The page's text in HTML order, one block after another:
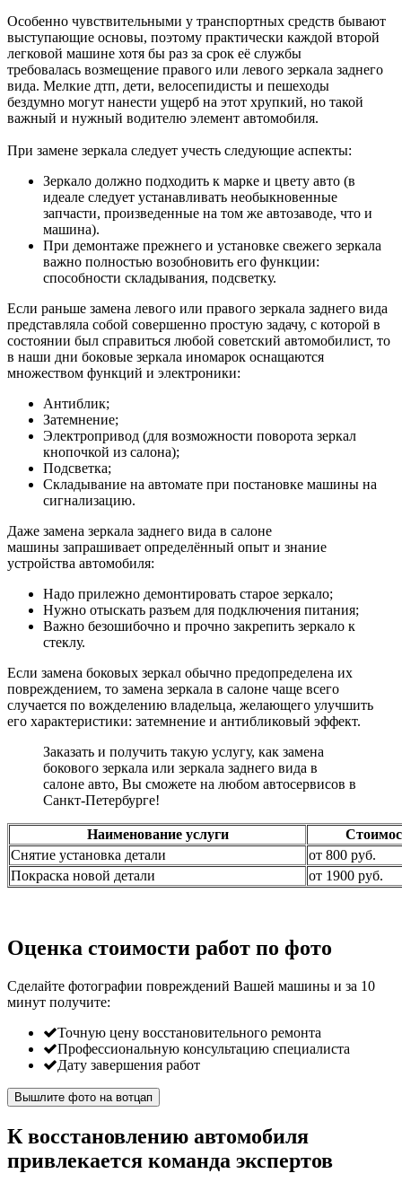
Особенно чувствительными у транспортных средств бывают
выступающие основы, поэтому практически каждой второй
легковой машине хотя бы раз за срок её службы
требовалась возмещение правого или левого зеркала заднего
вида. Мелкие дтп, дети, велосепидисты и пешеходы
бездумно могут нанести ущерб на этот хрупкий, но такой
важный и нужный водителю элемент автомобиля.
При замене зеркала следует учесть следующие аспекты:
Зеркало должно подходить к марке и цвету авто (в
идеале следует устанавливать необыкновенные
запчасти, произведенные на том же автозаводе, что и
машина).
При демонтаже прежнего и установке свежего зеркала
важно полностью возобновить его функции:
способности складывания, подсветку.
Если раньше замена левого или правого зеркала заднего вида
представляла собой совершенно простую задачу, с которой в
состоянии был справиться любой советский автомобилист, то
в наши дни боковые зеркала иномарок оснащаются
множеством функций и электроники:
Антиблик;
Затемнение;
Электропривод (для возможности поворота зеркал
кнопочкой из салона);
Подсветка;
Складывание на автомате при постановке машины на
сигнализацию.
Даже замена зеркала заднего вида в салоне
машины запрашивает определённый опыт и знание
устройства автомобиля:
Надо прилежно демонтировать старое зеркало;
Нужно отыскать разъем для подключения питания;
Важно безошибочно и прочно закрепить зеркало к
стеклу.
Если замена боковых зеркал обычно предопределена их
повреждением, то замена зеркала в салоне чаще всего
случается по вожделению владельца, желающего улучшить
его характеристики: затемнение и антибликовый эффект.
Заказать и получить такую услугу, как замена
бокового зеркала или зеркала заднего вида в
салоне авто, Вы сможете на любом автосервисов в
Санкт-Петербурге!
Наименование услуги
Снятие установка детали
от 800 руб.
Покраска новой детали
от 1900 руб.
Оценка стоимости работ по фото
Сделайте фотографии повреждений Вашей машины и за 10
минут получите:
Точную цену восстановительного ремонта
Профессиональную консультацию специалиста
Дату завершения работ
Вышлите фото на вотцап
К восстановлению автомобиля
привлекается команда экспертов